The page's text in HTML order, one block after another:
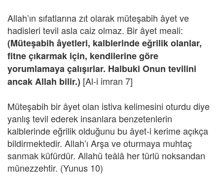
Allah’ın sıfatlarına zıt olarak müteşabih âyet ve
hadisleri tevil asla caiz olmaz. Bir âyet meali:
(Müteşabih âyetleri, kalblerinde eğrilik olanlar,
fitne çıkarmak için, kendilerine göre
yorumlamaya çalışırlar. Halbuki Onun tevilini
ancak Allah bilir.) [Al-i imran 7]
Müteşabih bir âyet olan istiva kelimesini oturdu diye
yanlış tevil ederek insanlara benzetenlerin
kalblerinde eğrilik olduğunu bu âyet-i kerime açıkça
bildirmektedir. Allah’ı Arşa ve oturmaya muhtaç
sanmak küfürdür. Allahü teâlâ her türlü noksandan
münezzehtir. (Yunus 10)